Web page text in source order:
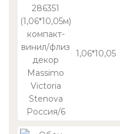
1,06*10,05